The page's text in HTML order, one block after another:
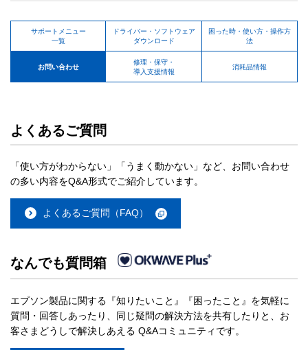
サポートメニュー
一覧
ドライバー・ソフトウェア
ダウンロード
困った時・使い方・操作方
法
お問い合わせ
修理・保守・
導入支援情報
消耗品情報
よくあるご質問
「使い方がわからない」「うまく動かない」など、お問い合わせ
の多い内容をQ&A形式でご紹介しています。
よくあるご質問（FAQ）
なんでも質問箱
エプソン製品に関する『知りたいこと』『困ったこと』を気軽に
質問・回答しあったり、同じ疑問の解決方法を共有したりと、お
客さまどうしで解決しあえる Q&Aコミュニティです。